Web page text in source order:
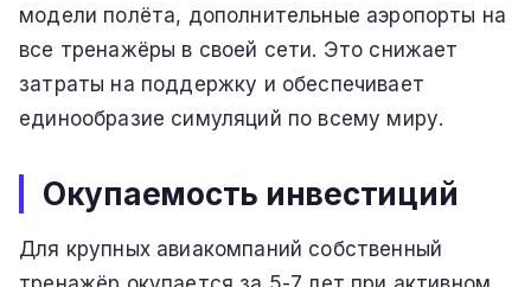
модели полёта, дополнительные аэропорты на
все тренажёры в своей сети. Это снижает
затраты на поддержку и обеспечивает
единообразие симуляций по всему миру.
Окупаемость инвестиций
Для крупных авиакомпаний собственный